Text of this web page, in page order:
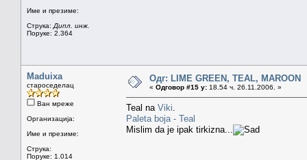
Име и презиме:
Струка: Дипл. инж.
Поруке: 2.364
Maduixa
староседелац
Ван мреже
Организација:
Име и презиме:
Струка:
Поруке: 1.014
Одг: LIME GREEN, TEAL, MAROON
« Одговор #15 у: 18.54 ч. 26.11.2006. »
Teal na Viki
Paleta boja - Teal
Mislim da je ipak tirkizna...